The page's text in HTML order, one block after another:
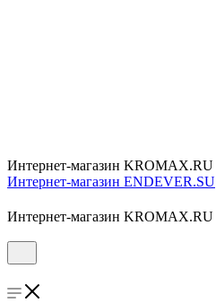
Интернет-магазин KROMAX.RU
Интернет-магазин ENDEVER.SU
Интернет-магазин KROMAX.RU